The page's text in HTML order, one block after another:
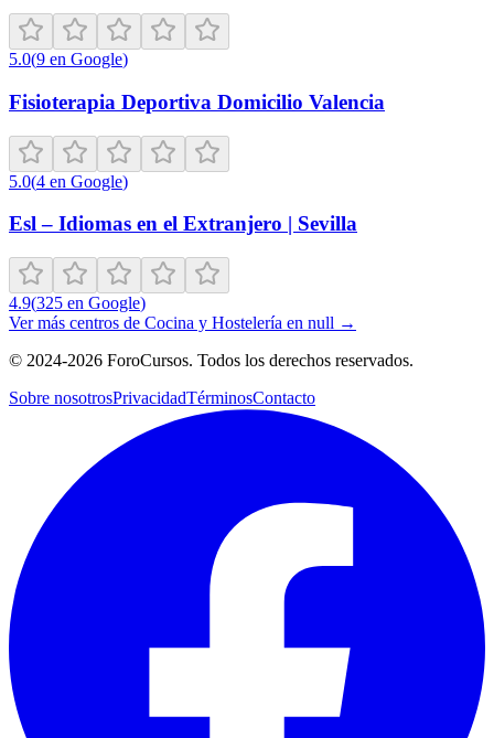
5.0(9 en Google)
Fisioterapia Deportiva Domicilio Valencia
5.0(4 en Google)
Esl – Idiomas en el Extranjero | Sevilla
4.9(325 en Google)
Ver más centros de Cocina y Hostelería en null →
© 2024-2026 ForoCursos. Todos los derechos reservados.
Sobre nosotrosPrivacidadTérminosContacto